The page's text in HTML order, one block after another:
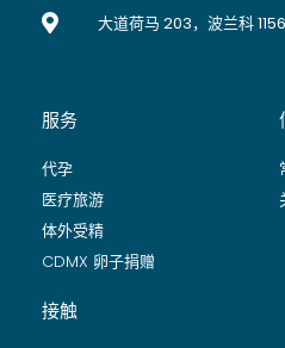
大道荷马 203，波兰科
服务
代孕
医疗旅游
体外受精
CDMX 卵子捐赠
接触